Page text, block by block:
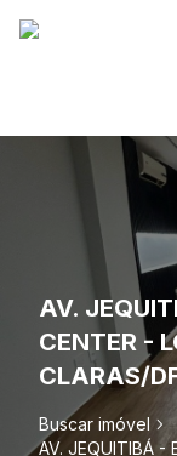
AV.
CENTER -
CLARAS/
Buscar imóvel
AV. JEQUITIBÁ -